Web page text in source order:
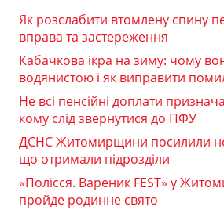
Як розслабити втомлену спину
вправа та застереження
Кабачкова ікра на зиму: чому
водянистою і як виправити
Не всі пенсійні доплати
кому слід звернутися до ПФУ
ДСНС Житомирщини посилили
що отримали підрозділи
«Полісся. Вареник FEST» у
пройде родинне свято